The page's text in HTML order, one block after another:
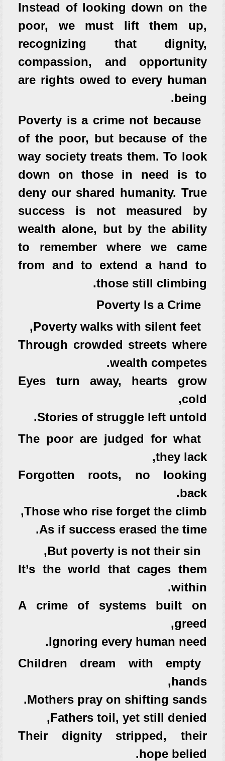
Instead of looking down on the
poor, we must lift them up,
recognizing that dignity,
compassion, and opportunity
are rights owed to every human
being.
Poverty is a crime not because
of the poor, but because of the
way society treats them. To look
down on those in need is to
deny our shared humanity. True
success is not measured by
wealth alone, but by the ability
to remember where we came
from and to extend a hand to
those still climbing.
Poverty Is a Crime
Poverty walks with silent feet,
Through crowded streets where
wealth competes.
Eyes turn away, hearts grow
cold,
Stories of struggle left untold.
The poor are judged for what
they lack,
Forgotten roots, no looking
back.
Those who rise forget the climb,
As if success erased the time.
But poverty is not their sin,
It’s the world that cages them
within.
A crime of systems built on
greed,
Ignoring every human need.
Children dream with empty
hands,
Mothers pray on shifting sands.
Fathers toil, yet still denied,
Their dignity stripped, their
hope belied.